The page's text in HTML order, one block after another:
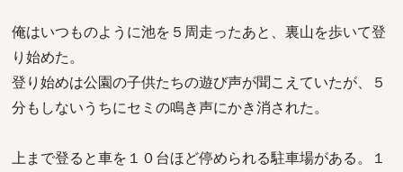
俺はいつものように池を５周走ったあと、裏山を歩いて登
り始めた。
登り始めは公園の子供たちの遊び声が聞こえていたが、５
分もしないうちにセミの鳴き声にかき消された。
上まで登ると車を１０台ほど停められる駐車場がある。１